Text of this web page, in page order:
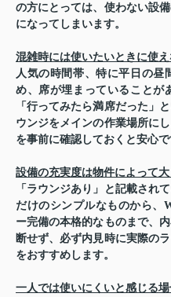
の方にとっては、使わない設
になってしまいます。
混雑時には使いたいときに使
人気の時間帯、特に平日の昼
め、席が埋まっていることが
「行ってみたら満席だった」
ウンジをメインの作業場所に
を事前に確認しておくと安心で
設備の充実度は物件によって
「ラウンジあり」と記載され
だけのシンプルなものから、
ー完備の本格的なものまで、
断せず、必ず内見時に実際の
をおすすめします。
一人では使いにくいと感じる